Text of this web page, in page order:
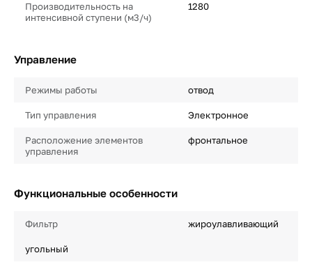
Производительность на
интенсивной ступени (м3/ч)
1280
Управление
Режимы работы отвод
Тип управления Электронное
Расположение элементов
управления
фронтальное
Функциональные особенности
Фильтр жироулавливающий
угольный